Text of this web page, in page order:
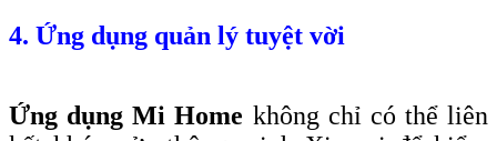
4. Ứng dụng quản lý tuyệt vời
Ứng dụng Mi Home không chỉ có thể liên